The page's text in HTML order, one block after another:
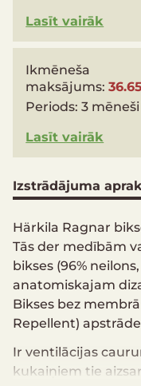
Lasīt vairāk
Ikmēneša
maksājums:
Periods:3 mēneši
Lasīt vairāk
Izstrādājuma
Härkila Ragnar
Tās der medībām
bikses (96%
anatomiskajam
Bikses bez
Repellent)
Ir ventilācijas
kukaiņiem tie